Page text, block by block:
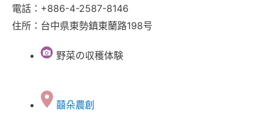
電話：+886-4-2587-8146
住所：台中県東勢鎮東蘭路198号
野菜の収穫体験
囍朵農創